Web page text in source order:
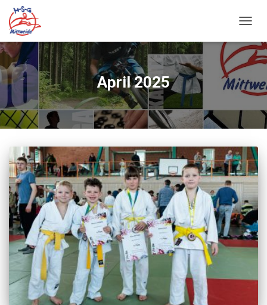
April 2025